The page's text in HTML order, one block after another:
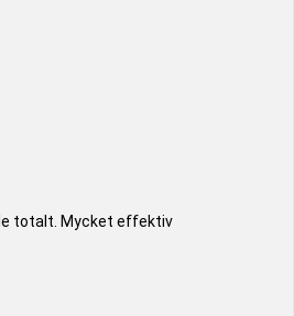
totalt. Mycket effektiv